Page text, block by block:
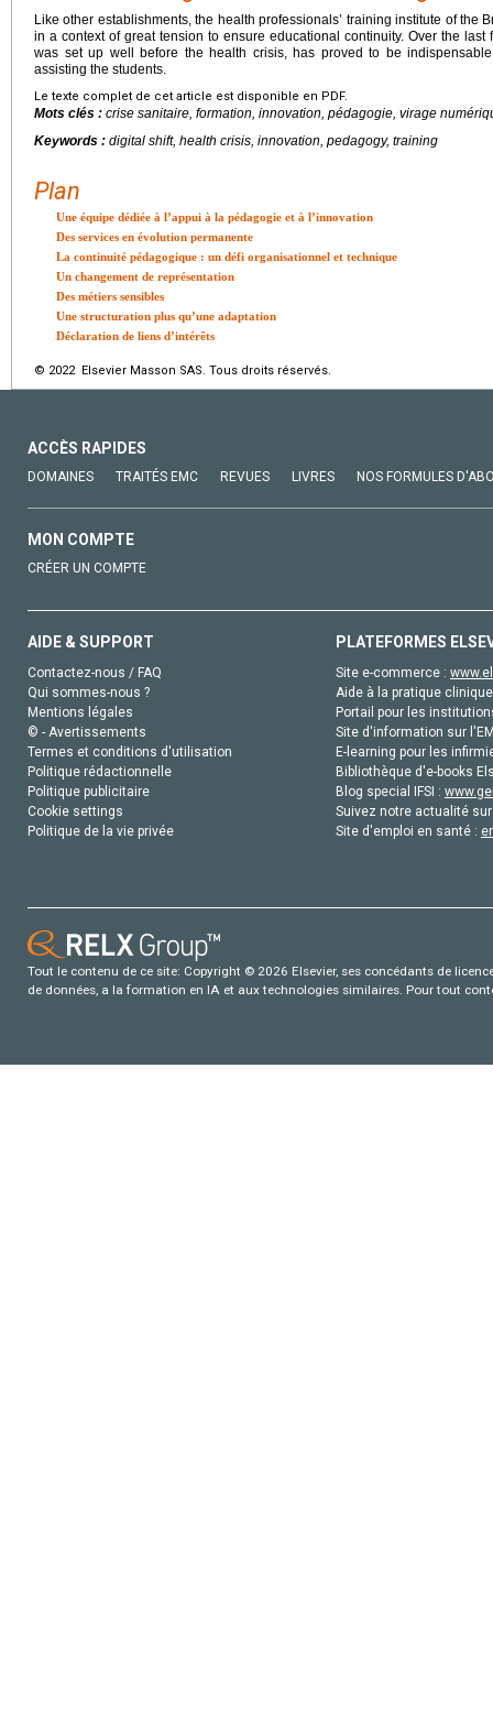
Like other establishments, the health professionals’ training institute of the
in a context of great tension to ensure educational continuity. Over the
was set up well before the health crisis, has proved to be
assisting the students.
Le texte complet de cet article est disponible en PDF.
Mots clés : crise sanitaire, formation, innovation, pédagogie, virage
Keywords : digital shift, health crisis, innovation, pedagogy, training
Plan
Une équipe dédiée à l’appui à la pédagogie et à l’innovation
Des services en évolution permanente
La continuité pédagogique : un défi organisationnel et technique
Un changement de représentation
Des métiers sensibles
Une structuration plus qu’une adaptation
Déclaration de liens d’intérêts
© 2022 Elsevier Masson SAS. Tous droits réservés.
ACCÈS RAPIDES
DOMAINES TRAITÉS EMC REVUES LIVRES NOS FORMULES
MON COMPTE
CRÉER UN COMPTE
AIDE & SUPPORT
Contactez-nous / FAQ
Qui sommes-nous ?
Mentions légales
© - Avertissements
Termes et conditions d'utilisation
Politique rédactionnelle
Politique publicitaire
Cookie settings
Politique de la vie privée
PLATEFORMES
Site e-commerce :
Aide à la pratique
Portail pour les
Site d'information sur
E-learning pour les
Bibliothèque d'e-books
Blog special IFSI :
Suivez notre actualité
Site d'emploi en santé :
Tout le contenu de ce site: Copyright © 2026 Elsevier, ses concédants de
de données, a la formation en IA et aux technologies similaires. Pour tout